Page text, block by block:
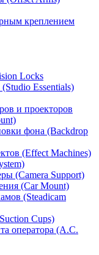
креплением
Locks
Essentials)
и проекторов
фона (Backdrop
(Effect Machines)
(Camera Support)
(Car Mount)
(Steadicam
Cups)
оператора (A.C.